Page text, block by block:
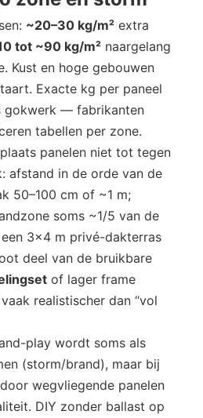
~20–30 kg/m² extra
tot ~90 kg/m² naargelang
Kust en hoge gebouwen
Exacte kg per paneel
gokwerk — fabrikanten
tabellen per zone.
plaats panelen niet tot tegen
afstand in de orde van de
50–100 cm of ~1 m;
soms ~1/5 van de
3×4 m privé-dakterras
deel van de bruikbare
of lager frame
realistischer dan “vol
play wordt soms als
(storm/brand), maar bij
wegvliegende panelen
DIY zonder ballast op